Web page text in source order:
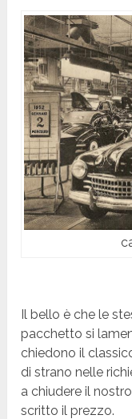
Il bello è che le
pacchetto si
chiedono il
di strano nelle
a chiudere il
scritto il prezzo.